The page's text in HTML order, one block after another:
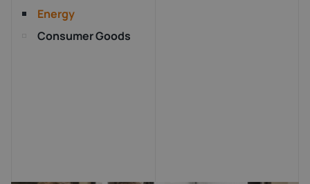
Energy
Consumer Goods